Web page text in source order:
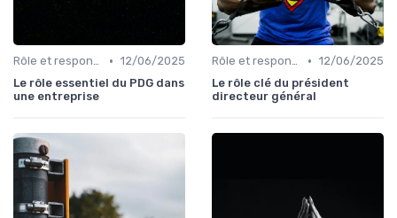
Rôle et responsabilités du CEO • 12/06/2025
Le rôle essentiel du PDG dans
une entreprise
Rôle et responsabilités du CEO • 12/06/2025
Le rôle clé du président
directeur général